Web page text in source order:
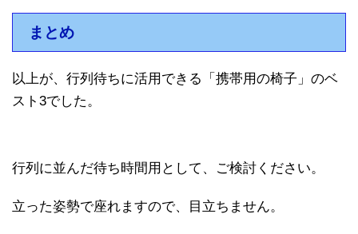
まとめ
以上が、行列待ちに活用できる「携帯用の椅子」のベ
スト3でした。
行列に並んだ待ち時間用として、ご検討ください。
立った姿勢で座れますので、目立ちません。